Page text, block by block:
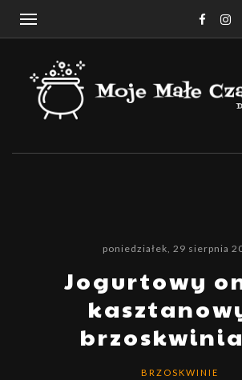
poniedziałek, 29 sierpnia
Jogurtowy
BRZOSKWINIE